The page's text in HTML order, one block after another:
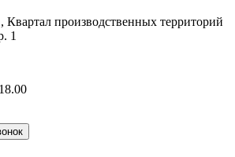
производственных территорий
1